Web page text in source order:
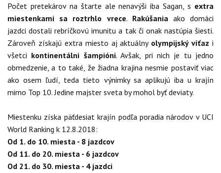
Počet pretekárov na štarte ale nenavýši iba Sagan, s extra
miestenkami sa roztrhlo vrece. Rakúšaniaako domáci
jazdci dostali rebríčkovú imunitu a tak či onak nastúpia šiesti.
Zároveň získajú extra miesto aj aktuálny olympijský víťaz i
všetci kontinentálni šampióni. Avšak, pri nich je tu jedno
obmedzenie, a to také, že žiadna krajina nesmie postaviť viac
ako osem ľudí, teda tieto výnimky sa aplikujú iba u krajín
mimo Top 10. Jedine majster sveta by mohol byť deviaty.
Miestenku získa päťdesiat krajín podľa poradia národov v UCI
World Ranking k 12.8.2018:
Od 1. do 10. miesta - 8 jazdcov
Od 11. do 20. miesta - 6 jazdcov
Od 21. do 30. miesta - 4 jazdci